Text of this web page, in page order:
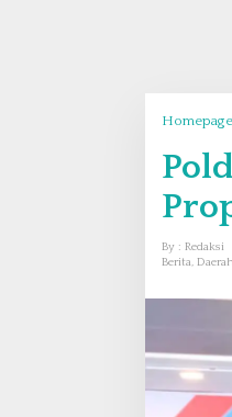
Homepage
By : Redaksi
Berita, Daerah